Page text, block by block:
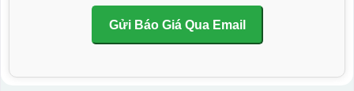
Gửi Báo Giá Qua Email